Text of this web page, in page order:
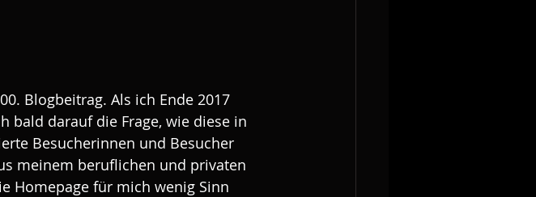
Blogbeitrag. Als ich Ende 2017
bald darauf die Frage, wie diese in
Besucherinnen und Besucher
meinem beruflichen und privaten
Homepage für mich wenig Sinn